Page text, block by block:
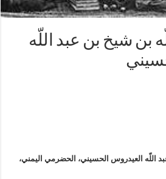
بن شيخ بن عبد اللّه
اللّه العيدروس الحسيني، الحضرمي اليمني،